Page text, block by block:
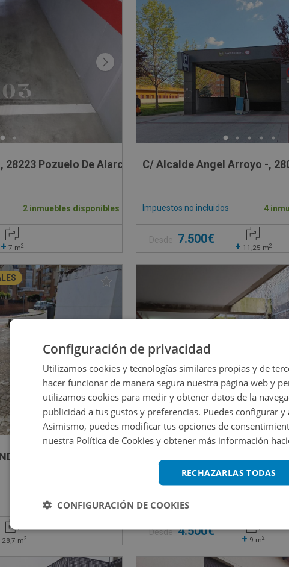
28223 Pozuelo De Alarcon - Madrid
2 inmuebles disponibles
+ 7 m2
C/ Alcalde Angel Arroyo -,
Impuestos no incluidos 4
Desde 7.500€
+ 11,25 m2
PRIETO, 28
m2
Cl Mestizaje -, 28922
Impuestos no incluidos
Desde 4.500€
+ 9 m2
Configuración de privacidad
Utilizamos cookies y tecnologías similares propias y de
hacer funcionar de manera segura nuestra página web y
utilizamos cookies para medir y obtener datos de la
publicidad a tus gustos y preferencias. Puedes configurar
Asimismo, puedes modificar tus opciones de
nuestra Política de Cookies y obtener más información
RECHAZARLAS TODAS
CONFIGURACIÓN DE COOKIES